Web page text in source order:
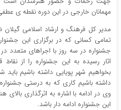
مهمانان خارجی در این دوره نقطه ی
مدیر کل فرهنگ و ارشاد اسلامی گیلان
تمامی کسانی که در برگزاری این
جشنواره در سه روز با اجراهای
اثار رسیده به این جشنواره را از
بخواهیم شهر پویایی داشته باشیم باید
داشته باشیم کاری که به درستی
وی در ادامه با اشاره به اثرگذاری
این جشنواره ادامه دار باشد.